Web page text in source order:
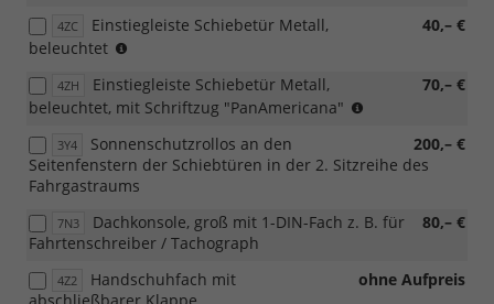
Verbindung
Exterieurpaket
''PanAmericana'')
4ZC 40,– €
Einstiegleiste Schiebetür Metall,
beleuchtet
Verbindung
mit
Trimlevel
Style
für
Caravelle
Life)
4ZH 70,– €
Einstiegleiste Schiebetür Metall,
beleuchtet, mit Schriftzug "PanAmericana"
Verbindung
mit
''PanAmericana'')
3Y4 200,– €
Sonnenschutzrollos an den
Seitenfenstern der Schiebtüren in der 2. Sitzreihe des
Fahrgastraums
7N3 80,– €
Dachkonsole, groß mit 1-DIN-Fach z. B. für
Fahrtenschreiber / Tachograph
4Z2 ohne Aufpreis
Handschuhfach mit